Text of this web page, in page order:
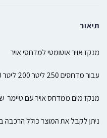
תיאור
מנקז אויר אוטומטי למדחסי אויר
עבור מדחסים 250 ליטר 200 ליטר 100 ליטר 50 ליטר 25 ליטר
מנקז מים ממדחס אויר עם טיימר
ניתן לקבל את המוצר כולל הרכבה